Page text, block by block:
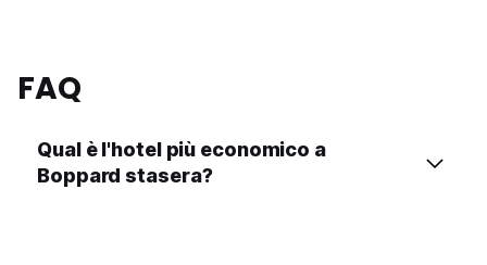
FAQ
Qual è l'hotel più economico a
Boppard stasera?